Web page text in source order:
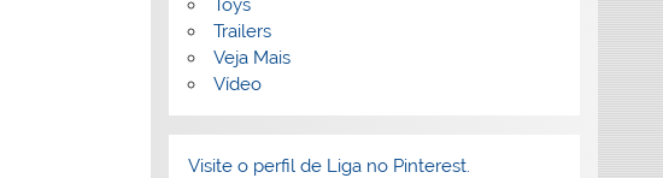
Toys
Trailers
Veja Mais
Vídeo
Visite o perfil de Liga no Pinterest.